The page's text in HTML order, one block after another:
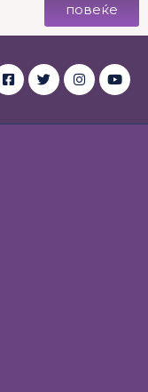
повеќе